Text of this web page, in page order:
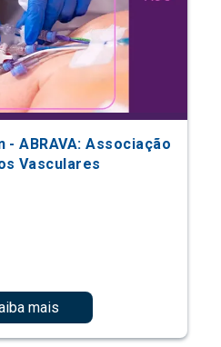
- ABRAVA: Associação
Vasculares
mais